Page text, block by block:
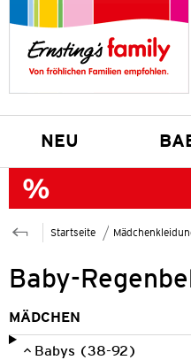
NEU
Startseite
Baby-
MÄDCHEN
Babys (38-92)